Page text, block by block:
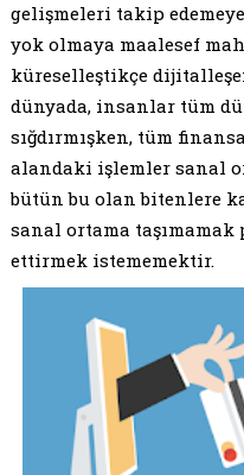
gelişmeleri takip
yok olmaya maalesef
küreselleştikçe
dünyada, insanlar tüm
sığdırmışken, tüm
alandaki işlemler sanal
bütün bu olan bitenlere
sanal ortama
ettirmek istememektir.